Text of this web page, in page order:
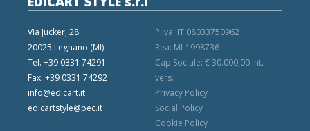
Via Jucker, 28
20025 Legnano (MI)
Tel. +39 0331 74291
Fax. +39 0331 74292
info@edicart.it
edicartstyle@pec.it
P.iva: IT 08033750962
Rea: MI-1998736
Cap Sociale: € 30.000,00 int.
vers.
Privacy Policy
Social Policy
Cookie Policy